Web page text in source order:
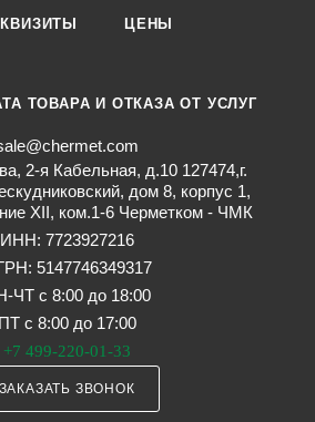
ЦЕНЫ
ТОВАРА И ОТКАЗА ОТ УСЛУГ
2-я Кабельная, д.10 127474,г.
дом 8, корпус 1,
XII, ком.1-6 Черметком - ЧМК
ИНН: 7723927216
5147746349317
ЧТ с 8:00 до 18:00
ПТ с 8:00 до 17:00
+7 499-220-01-33
ЗАКАЗАТЬ ЗВОНОК